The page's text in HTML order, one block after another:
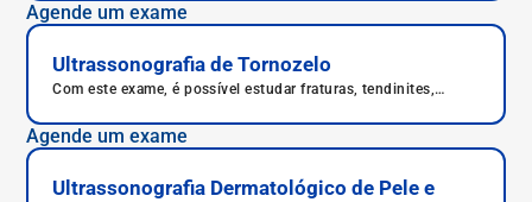
Agende um exame
Ultrassonografia de Tornozelo
Com este exame, é possível estudar fraturas, tendinites,
reumáticas, como lupus e gota.
Agende um exame
Ultrassonografia Dermatológico de Pele e